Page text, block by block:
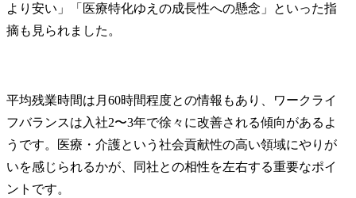
より安い」「医療特化ゆえの成長性への懸念」といった指
摘も見られました。
平均残業時間は月60時間程度との情報もあり、ワークライ
フバランスは入社2〜3年で徐々に改善される傾向があるよ
うです。医療・介護という社会貢献性の高い領域にやりが
いを感じられるかが、同社との相性を左右する重要なポイ
ントです。